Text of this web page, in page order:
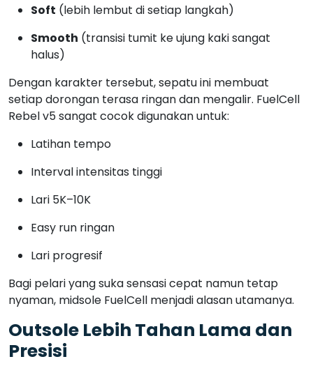
Soft (lebih lembut di setiap langkah)
Smooth (transisi tumit ke ujung kaki sangat
halus)
Dengan karakter tersebut, sepatu ini membuat
setiap dorongan terasa ringan dan mengalir. FuelCell
Rebel v5 sangat cocok digunakan untuk:
Latihan tempo
Interval intensitas tinggi
Lari 5K–10K
Easy run ringan
Lari progresif
Bagi pelari yang suka sensasi cepat namun tetap
nyaman, midsole FuelCell menjadi alasan utamanya.
Outsole Lebih Tahan Lama dan
Presisi